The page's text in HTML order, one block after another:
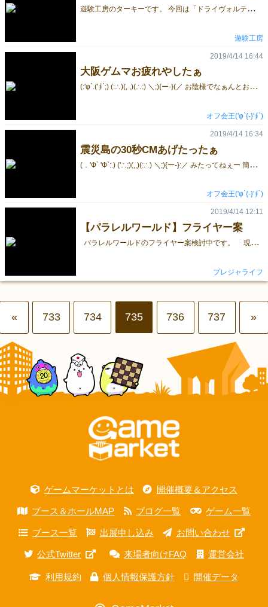
遊
験工房のターキーです。 今回は「ドライヴォルテの後継者」のゲームの流れを紹介しつつ、魔術師同士の戦いをよりアグレッシブなものとする「残留魔力」と「増幅」という要素を紹介したいと思います。 前回記事：【ドライヴォルテの後継者】ゲーム紹介①～ドライヴォルテの魔術とは～ ●ゲームの流れ 「ドライヴォルテの後継者」のゲーム全体の流れはいたってシンプルです。 各プレイヤーが順番に手番を行い、呪文カードを使った「スペル」によって他のプレイヤーにダメージを与えて脱落させ、最後に残った人が勝利となります。 プレイヤーの手番の流れは次のようになっています。 プレイヤーの手番では最初に1枚呪文カードを引いて、「カードを使用してスペルを発動する」か「パスしてもう一枚引く」かのどちらかを実行できます。 その後、終了フェイズとして上限を超えた手札を捨てるなどするのですが、ここで「場に出したカードに関する処理」が2つ入っています。 これが、今回紹介する「残留魔力」と「増幅」に関連します。 ●残留魔力 ドライヴォルテの魔術では、無属性以外のスペルを使用するとその属性の魔力がその場に一定期間留まります。 ゲームシステム的には、スペルの発動や防御に使用した呪文カードが使用したプレイヤーの前に置かれ、一巡か二巡後まで場に残ることで表わされます。 例えば自分の手番で使用した呪文カードは、縦向きで自分の前に置かれます。 終了フェイズの1番目の処理で、無属性の呪文カードは捨て札になります。 2番目の処理で、この手番で使用した呪文カードが横向きになります。 次の手番の終了フェイズ1番目の処理で、この呪文カードも捨て札になります。 防御に使用した呪文カードの場合は、次の自分の手番で横向きになり、さらにその次の手番で捨て札になります。 このようにして場に残っている全プレイヤーのカードを、まとめて「残留魔力」と呼びます。 ●残留魔力による増幅 無属性以外のスペルを発動する際、使用した呪文カードと残留魔力に同じ属性のカードが合計３枚存在するごとに、ダメージが１増加します。 これが残留魔力によるスペルの「増幅」です。 増幅は重複することができ、場に６枚同属性のカードがあれば＋２ダメージも可能です。 理論上は、中位呪文の４属性（火・水・雷・風）は＋３ダメージまで、上位呪文の２属性（光・闇）は秘術カードもカウントする必要がありますが＋２ダメージまで可能です。 また、増幅にはスペルに使用する呪文カードも参照するため、残留魔力に一枚もない属性でも同じ属性の呪文カード３枚でスペルを発動すればそれだけで＋１ダメージすることも可能です。 （プレイングとして実用的かと言われると微妙ですが……） 手番の流れと残留魔力による増幅も紹介でき、「ドライヴォルテの後継者」の内容も９割がた説明できました。 次回はいよいよドライヴォルテの魔術の深奥、各プレイヤーに与えられた切り札である「秘術」をご紹介します。
遊験工房
大阪ゲムマお疲れやしたぁ
(
:'φ`.('∮`;) (:∴)(, ,)(∴:) ＼;){ー-}(／ お陰様でなぁんとおら出展史上最大に売れたでなぁ！6個もこしらえたって全部完売！ 【うち三つはボドゲカフェのトリックプレイ様、賽翁様、ディスカバリー様に御厚意にて置かせてもらいましたｯ】 そして完売後も、さらに1品予約注文までされたったぁ！ ここまで、売れた勝因はやはり新しくなった ルールの簡略化にあったのであろう ルールを簡略化したってパーティゲーよりの アクションゲームにしたったんよね 春は出んけど 冬の東京ゲムマには出るでなぁ 大阪に遅れて おらのパワーアップしてよりあそびやすくなった、真・震災島は 冬に 都内上陸したったるでなぁ
2019/4/14 16:44
オフ会王('φ`{-}'∮`)
震災島の30秒CMあげたったぁ
(
．'Ф` 'Ф`:.) ('∴;)(,,)(:∴) ＼;){ー-}:／ みたってねぇー 簡易パーティルールのほうの紹介ｯ https://youtu.be/LTJC7EoQ-kU
2019/4/14 16:34
オフ会王('φ`{-}'∮`)
【パラレルワールド】フライヤー案
パラレルワールドのフライヤー案検討中です。 現状案はこんな感じ。 会場で見かけたら是非手に取って頂ければ幸いです。 裏面はパラレルワールドの概要を記載しています。 パラレルワールドが３分わかる説明動画です。 ゲームの世界観、システム、特徴をまとめています。 取り置き予約を受け付けております。 ４月２５日（土曜）のみ出展となります。 取り置き予約はこちら 【最新情報はこちらから】 公式Twitter 公式サイト ＠pleasulife
2019/4/14 12:11
プレジャライフ
« 733 734 735 736 737 »
ゲームマーケットとは 開催概要＆アクセス
ブース＆ホールMAP ブログ一覧 ゲーム一覧
ブース一覧 出展申し込み お問い合わせ
公式Twitter 来場者向けFAQ 運営会社
利用規約 個人情報保護方針 開催データ